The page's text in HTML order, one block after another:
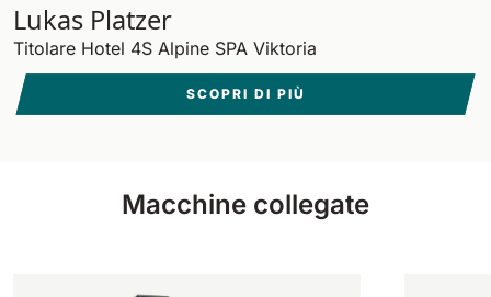
Lukas Platzer
Titolare Hotel 4S Alpine SPA Viktoria
SCOPRI DI PIÙ
Macchine collegate